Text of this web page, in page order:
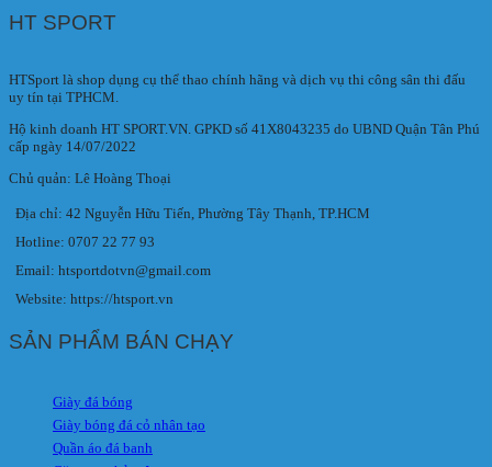
HT SPORT
HTSport là shop dụng cụ thể thao chính hãng và dịch vụ thi công sân thi đấu
uy tín tại TPHCM.
Hộ kinh doanh HT SPORT.VN. GPKD số 41X8043235 do UBND Quận Tân Phú
cấp ngày 14/07/2022
Chủ quản: Lê Hoàng Thoại
Địa chỉ: 42 Nguyễn Hữu Tiến, Phường Tây Thạnh, TP.HCM
Hotline: 0707 22 77 93
Email: htsportdotvn@gmail.com
Website: https://htsport.vn
SẢN PHẨM BÁN CHẠY
Giày đá bóng
Giày bóng đá cỏ nhân tạo
Quần áo đá banh